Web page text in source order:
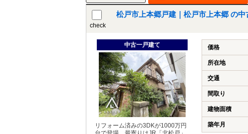
check
松戸市上本郷戸建｜松戸市上本郷 の中
中古一戸建て
リフォーム済みの3DKが1000万円
価格
所在地
交通
間取り
建物面積
築年月